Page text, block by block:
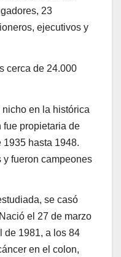
23
ejecutivos y
cerca de 24.000
en la histórica
fue propietaria de
1935 hasta 1948.
fueron campeones
se casó
el 27 de marzo
de 1981, a los 84
en el colon,